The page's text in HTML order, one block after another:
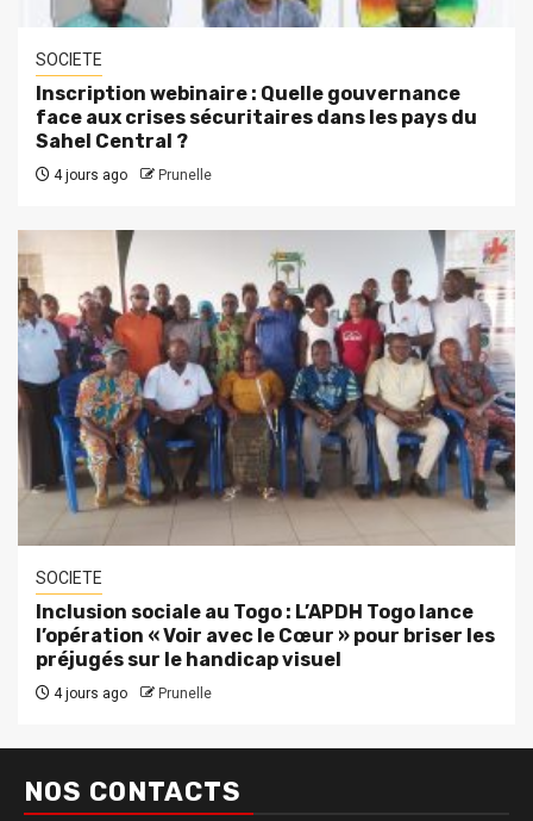
SOCIETE
Inscription webinaire : Quelle gouvernance
face aux crises sécuritaires dans les pays du
Sahel Central ?
4 jours ago Prunelle
SOCIETE
Inclusion sociale au Togo : L’APDH Togo lance
l’opération « Voir avec le Cœur » pour briser les
préjugés sur le handicap visuel
4 jours ago Prunelle
NOS CONTACTS